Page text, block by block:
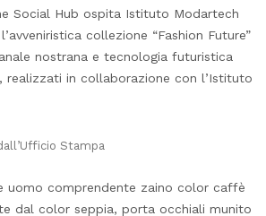
Social Hub ospita Istituto Modartech
collezione “Fashion Future”
nostrana e tecnologia futuristica
in collaborazione con l’Istituto
Stampa
uomo comprendente zaino color caffè
dal color seppia, porta occhiali munito